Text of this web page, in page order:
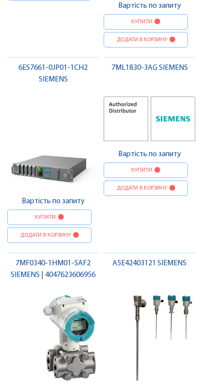
Вартість по запиту
КУПИТИ
ДОДАТИ В КОРЗИНУ
6ES7661-0JP01-1CH2
SIEMENS
Вартість по запиту
КУПИТИ
ДОДАТИ В КОРЗИНУ
7ML1830-3AG SIEMENS
Вартість по запиту
КУПИТИ
ДОДАТИ В КОРЗИНУ
7MF0340-1HM01-5AF2
SIEMENS | 4047623606956
A5E42403121 SIEMENS